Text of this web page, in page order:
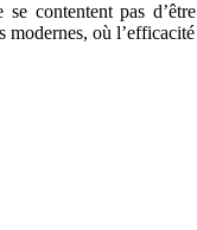
contentent pas
modernes, où